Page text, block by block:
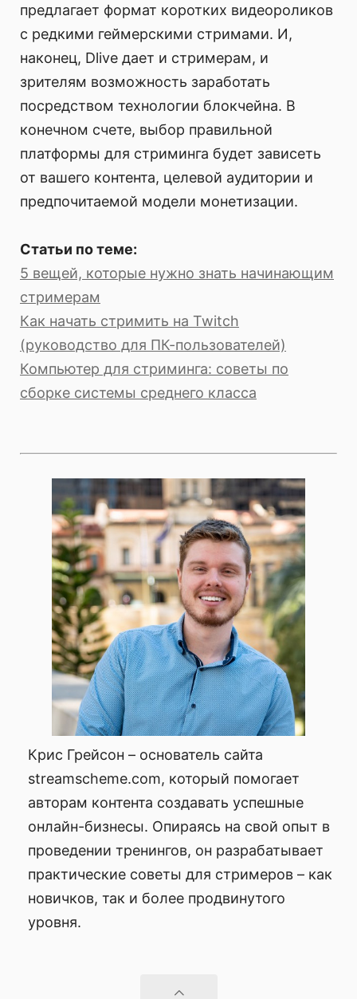
предлагает формат коротких видеороликов
с редкими геймерскими стримами. И,
наконец, Dlive дает и стримерам, и
зрителям возможность заработать
посредством технологии блокчейна. В
конечном счете, выбор правильной
платформы для стриминга будет зависеть
от вашего контента, целевой аудитории и
предпочитаемой модели монетизации.
Статьи по теме:
5 вещей, которые нужно знать начинающим
стримерам
Как начать стримить на Twitch
(руководство для ПК-пользователей)
Компьютер для стриминга: советы по
сборке системы среднего класса
Крис Грейсон – основатель сайта
streamscheme.com, который помогает
авторам контента создавать успешные
онлайн-бизнесы. Опираясь на свой опыт в
проведении тренингов, он разрабатывает
практические советы для стримеров – как
новичков, так и более продвинутого
уровня.